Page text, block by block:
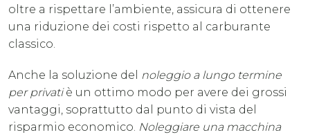
oltre a rispettare l’ambiente, assicura di ottenere
una riduzione dei costi rispetto al carburante
classico.
Anche la soluzione del noleggio a lungo termine
per privatiè un ottimo modo per avere dei grossi
vantaggi, soprattutto dal punto di vista del
risparmio economico. Noleggiare una macchina